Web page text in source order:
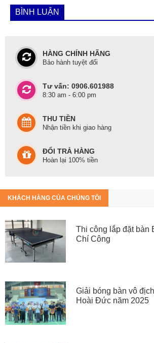
(0906.601988)
#CN3_HCM: Số 55 Nguyễn Bỉnh Khiêm nối
BÌNH LUẬN
HÀNG CHÍNH HÃNG
Bảo hành tuyệt đối
Tư vấn: 0906.601988
8:30 am - 6:00 pm
THU TIỀN
Nhận tiền khi giao hàng
ĐỔI TRẢ HÀNG
Hoàn lại 100% tiền
KHÁCH HÀNG CỦA CHÚNG TÔI
Thi công lắp đặt bàn
Chí Công
Giải bóng bàn vô
Hoài Đức năm 2025